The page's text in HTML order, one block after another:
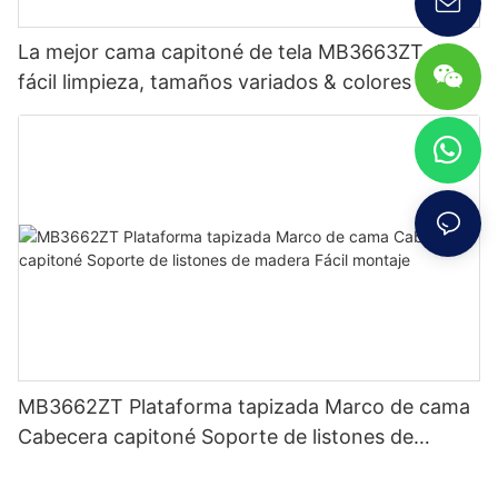
La mejor cama capitoné de tela MB3663ZT de
fácil limpieza, tamaños variados & colores Precio
de fábrica - Muebles JLH
MB3662ZT Plataforma tapizada Marco de cama
Cabecera capitoné Soporte de listones de